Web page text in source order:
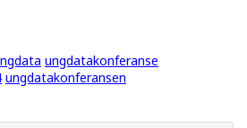
ungdatakonferanse
ungdatakonferansen